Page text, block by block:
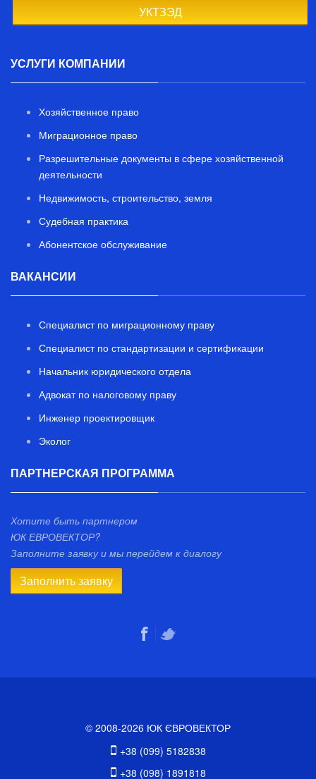
УКТЗЭД
УСЛУГИ КОМПАНИИ
Хозяйственное право
Миграционное право
Разрешительные документы в сфере хозяйственной
деятельности
Недвижимость, строительство, земля
Судебная практика
Абонентское обслуживание
ВАКАНСИИ
Специалист по миграционному праву
Специалист по стандартизации и сертификации
Начальник юридического отдела
Адвокат по налоговому праву
Инженер проектировщик
Эколог
ПАРТНЕРСКАЯ ПРОГРАММА
Хотите быть партнером
ЮК ЕВРОВЕКТОР?
Заполните заявку и мы перейдем к диалогу
Заполнить заявку
© 2008-2026 ЮК ЄВРОВЕКТОР
+38 (099) 5182838
+38 (098) 1891818